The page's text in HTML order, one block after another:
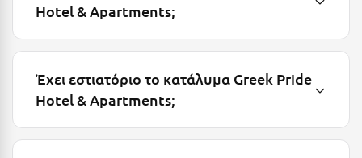
Σούνιο
Σπάρτη
Σπέτσες
Σποράδες
Hotel & Apartments;
Έχει εστιατόριο το κατάλυμα Greek Pride
Hotel & Apartments;